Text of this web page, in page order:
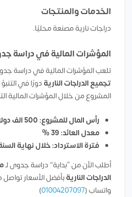
الخدمات والمنتجات
دراجات نارية مصنعة محليًا.
المؤشرات المالية في دراسة
تلعب المؤشرات المالية في دراسة
تجميع الدراجات النارية دورًا في
المشروع من خلال المؤشرات المالية
رأس المال للمشروع: 500 الف دولار
معدل العائد: 39 %
فترة الاسترداد: خلال نهاية
أطلب الأن من “بداية” دراسة جدوى لـ
الدراجات الناريةبأفضل الأسعار
واتساب (01004207097
)